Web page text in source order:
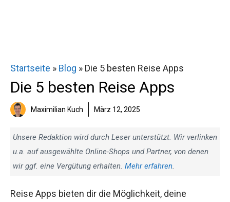
Startseite » Blog » Die 5 besten Reise Apps
Die 5 besten Reise Apps
Maximilian Kuch März 12, 2025
Unsere Redaktion wird durch Leser unterstützt. Wir verlinken
u.a. auf ausgewählte Online-Shops und Partner, von denen
wir ggf. eine Vergütung erhalten. Mehr erfahren.
Reise Apps bieten dir die Möglichkeit, deine